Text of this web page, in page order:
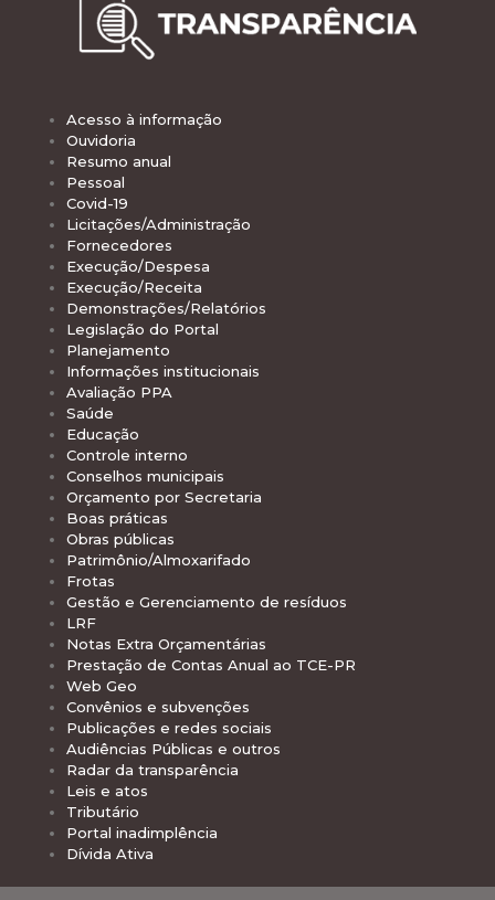
Acesso à informação
Ouvidoria
Resumo anual
Pessoal
Covid-19
Licitações/Administração
Fornecedores
Execução/Despesa
Execução/Receita
Demonstrações/Relatórios
Legislação do Portal
Planejamento
Informações institucionais
Avaliação PPA
Saúde
Educação
Controle interno
Conselhos municipais
Orçamento por Secretaria
Boas práticas
Obras públicas
Patrimônio/Almoxarifado
Frotas
Gestão e Gerenciamento de resíduos
LRF
Notas Extra Orçamentárias
Prestação de Contas Anual ao TCE-PR
Web Geo
Convênios e subvenções
Publicações e redes sociais
Audiências Públicas e outros
Radar da transparência
Leis e atos
Tributário
Portal inadimplência
Dívida Ativa